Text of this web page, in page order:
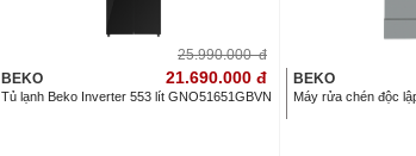
25.990.000 đ
BEKO
21.690.000 đ
Tủ lạnh Beko Inverter 553 lít GNO51651GBVN
BEKO
Máy rửa chén độc